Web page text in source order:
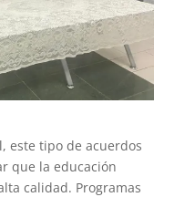
este tipo de acuerdos
que la educación
calidad. Programas